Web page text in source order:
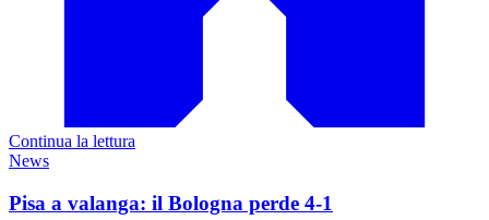
Continua la lettura
News
Pisa a valanga: il Bologna perde 4-1